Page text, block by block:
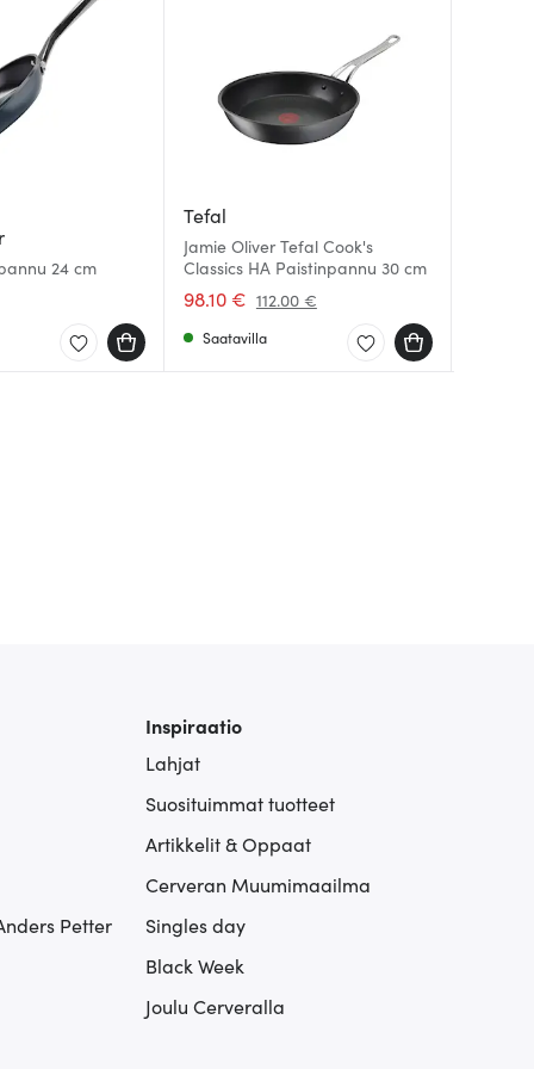
24 cm
Tefal
Jamie Oliver Tefal Cook's
Classics HA Paistinpannu 30 cm
98.10 € 112.00 €
Saatavilla
Petter
Inspiraatio
Lahjat
Suosituimmat tuotteet
Artikkelit & Oppaat
Cerveran Muumimaailma
Singles day
Black Week
Joulu Cerveralla